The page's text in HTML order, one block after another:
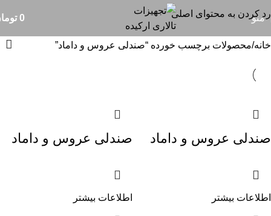
رد کردن به محتوای اصلی
منو 0 صندلی عروس و داماد
خانه محصولات برچسب خورده “صندلی عروس و داماد”
صندلی عروس و داماد
اطلاعات بیشتر
صندلی عروس و داماد
اطلاعات بیشتر